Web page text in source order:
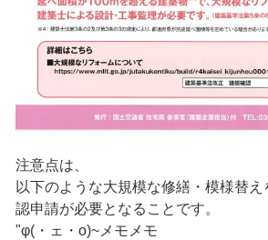
注意点は、
以下のような大規模な修繕・模様替
認申請が必要となることです。
"φ(・ェ・o)~メモメモ